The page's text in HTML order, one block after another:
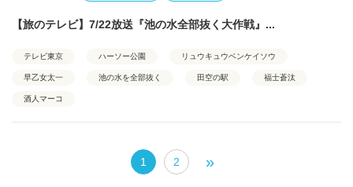
【旅のテレビ】7/22放送『池の水全部抜く大作戦』...
テレビ東京 ハーソー公園 リュウキュウベンケイソウ
早乙女太一 池の水を全部抜く 田空の駅 福士蒼汰
酒人マーコ
1 2 »